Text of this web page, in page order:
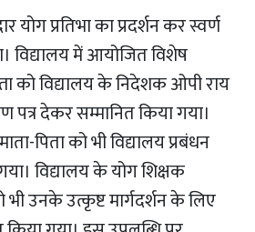
योग प्रतिभा का प्रदर्शन कर स्वर्ण
विद्यालय में आयोजित विशेष
को विद्यालय के निदेशक ओपी राय
पत्र देकर सम्मानित किया गया।
पिता को भी विद्यालय प्रबंधन
विद्यालय के योग शिक्षक
उनके उत्कृष्ट मार्गदर्शन के लिए